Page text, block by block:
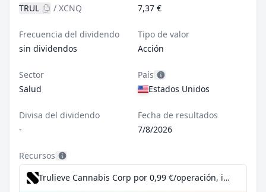
TRUL
/ XCNQ
7,37 €
Frecuencia del dividendo
sin dividendos
Tipo de valor
Acción
Sector
Salud
País
Estados Unidos
Divisa del dividendo
-
Fecha de resultados
7/8/2026
Recursos
Trulieve Cannabis Corp por 0,99 €/operación, incluido el Dividend Reinvestment Plan